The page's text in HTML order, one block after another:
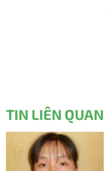
TIN LIÊN QUAN